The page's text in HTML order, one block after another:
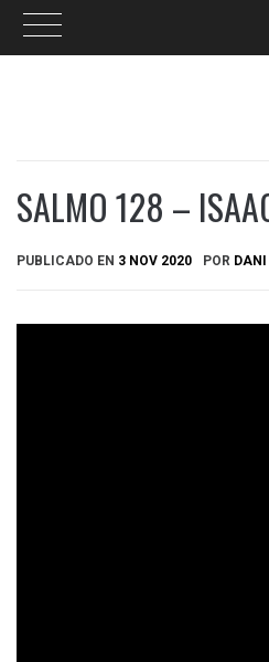
SALMO 128 –
PUBLICADO EN 3 NOV 2020 POR DANI